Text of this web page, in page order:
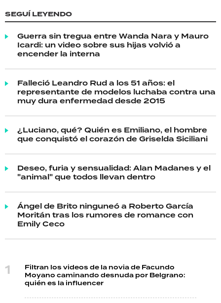
SEGUÍ LEYENDO
Guerra sin tregua entre Wanda Nara y Mauro
Icardi: un video sobre sus hijas volvió a
encender la interna
Falleció Leandro Rud a los 51 años: el
representante de modelos luchaba contra una
muy dura enfermedad desde 2015
¿Luciano, qué? Quién es Emiliano, el hombre
que conquistó el corazón de Griselda Siciliani
Deseo, furia y sensualidad: Alan Madanes y el
"animal" que todos llevan dentro
Ángel de Brito ninguneó a Roberto García
Moritán tras los rumores de romance con
Emily Ceco
Filtran los videos de la novia de Facundo
Moyano caminando desnuda por Belgrano:
quién es la influencer